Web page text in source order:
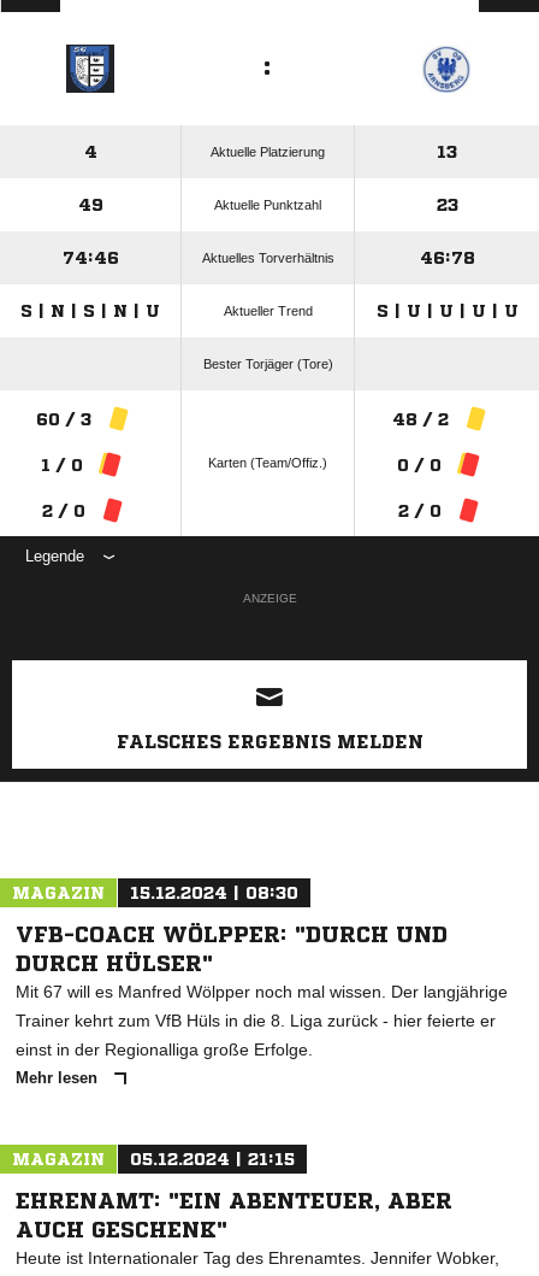
:
4 Aktuelle Platzierung 13
49 Aktuelle Punktzahl 23
74:46 Aktuelles Torverhältnis 46:78
S | N | S | N | U Aktueller Trend S | U | U | U | U
Bester Torjäger (Tore)
60 / 3
1 / 0
2 / 0
Karten (Team/Offiz.)
48 / 2
0 / 0
2 / 0
Legende
ANZEIGE
FALSCHES ERGEBNIS MELDEN
MAGAZIN 15.12.2024 | 08:30
VFB-COACH WÖLPPER: "DURCH UND
DURCH HÜLSER"
Mit 67 will es Manfred Wölpper noch mal wissen. Der langjährige
Trainer kehrt zum VfB Hüls in die 8. Liga zurück - hier feierte er
einst in der Regionalliga große Erfolge.
Mehr lesen
MAGAZIN 05.12.2024 | 21:15
EHRENAMT: "EIN ABENTEUER, ABER
AUCH GESCHENK"
Heute ist Internationaler Tag des Ehrenamtes. Jennifer Wobker,